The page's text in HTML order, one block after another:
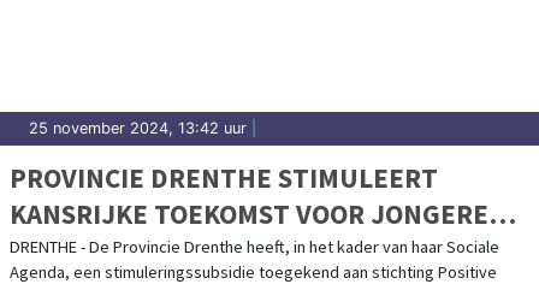
25 november 2024, 13:42 uur
PROVINCIE DRENTHE STIMULEERT
KANSRIJKE TOEKOMST VOOR JONGEREN
MET ‘LESKIST KANSRIJK’
DRENTHE - De Provincie Drenthe heeft, in het kader van haar Sociale
Agenda, een stimuleringssubsidie toegekend aan stichting Positive